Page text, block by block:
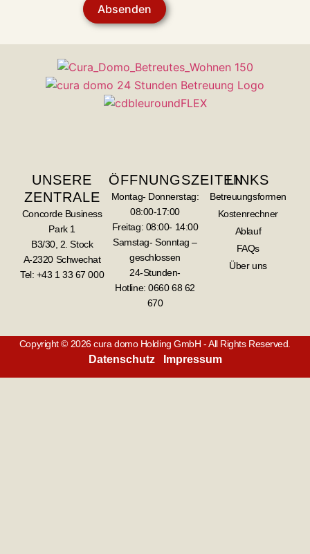
Absenden
UNSERE
ZENTRALE
Concorde Business
Park 1
B3/30, 2. Stock
A-2320 Schwechat
Tel: +43 1 33 67 000
ÖFFNUNGSZEITEN
Montag- Donnerstag:
08:00-17:00
Freitag: 08:00- 14:00
Samstag- Sonntag –
geschlossen
24-Stunden-
Hotline: 0660 68 62
670
LINKS
Betreuungsformen
Kostenrechner
Ablauf
FAQs
Über uns
Copyright © 2026 cura domo Holding GmbH - All Rights Reserved.
Datenschutz Impressum